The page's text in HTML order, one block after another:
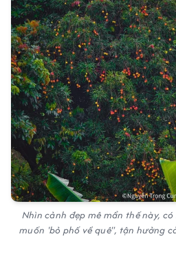
Nhìn cảnh đẹp mê mẩn thế này,
muốn 'bỏ phố về quê", tận hưởng